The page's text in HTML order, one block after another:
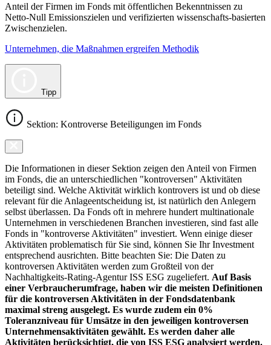
Anteil der Firmen im Fonds mit öffentlichen Bekenntnissen zu
Netto-Null Emissionszielen und verifizierten wissenschafts-basierten
Zwischenzielen.
Unternehmen, die Maßnahmen ergreifen Methodik
Tipp
Sektion: Kontroverse Beteiligungen im Fonds
Die Informationen in dieser Sektion zeigen den Anteil von Firmen
im Fonds, die an unterschiedlichen "kontroversen" Aktivitäten
beteiligt sind. Welche Aktivität wirklich kontrovers ist und ob diese
relevant für die Anlageentscheidung ist, ist natürlich den Anlegern
selbst überlassen. Da Fonds oft in mehrere hundert multinationale
Unternehmen in verschiedenen Branchen investieren, sind fast alle
Fonds in "kontroverse Aktivitäten" investiert. Wenn einige dieser
Aktivitäten problematisch für Sie sind, können Sie Ihr Investment
entsprechend ausrichten. Bitte beachten Sie: Die Daten zu
kontroversen Aktivitäten werden zum Großteil von der
Nachhaltigkeits-Rating-Agentur ISS ESG zugeliefert. Auf Basis
einer Verbraucherumfrage, haben wir die meisten Definitionen
für die kontroversen Aktivitäten in der Fondsdatenbank
maximal streng ausgelegt. Es wurde zudem ein 0%
Toleranzniveau für Umsätze in den jeweiligen kontroversen
Unternehmensaktivitäten gewählt. Es werden daher alle
Aktivitäten berücksichtigt, die von ISS ESG analysiert werden.